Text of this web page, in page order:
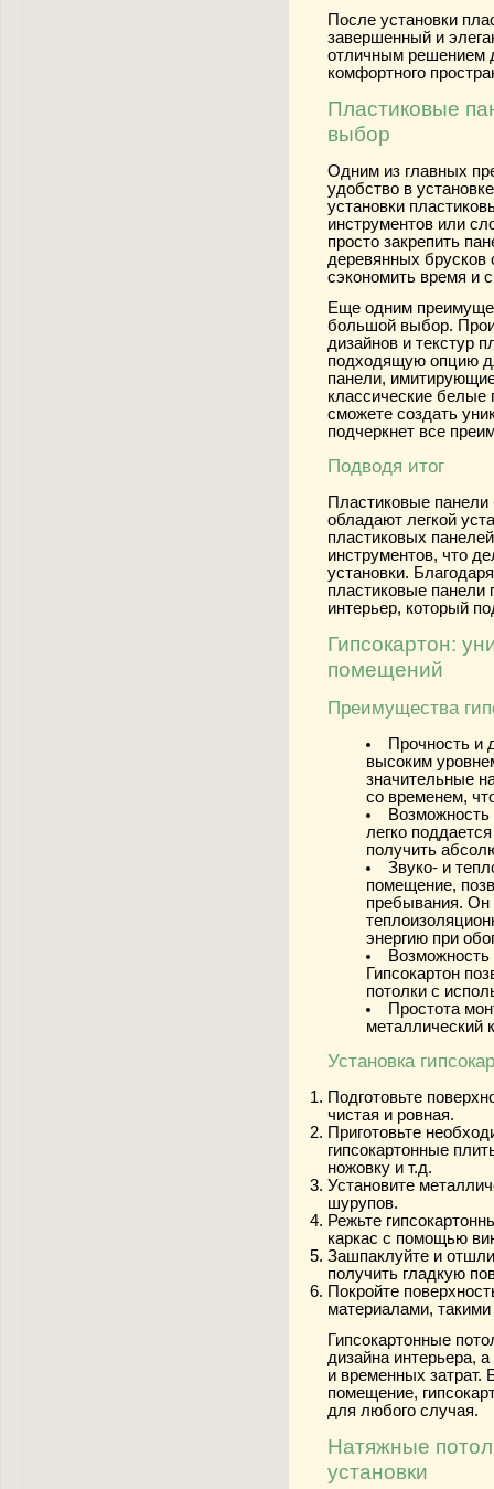
После установки
завершенный и
отличным решением
комфортного
Пластиковые
выбор
Одним из главных
удобство в
установки
инструментов или
просто закрепить
деревянных
сэкономить время и
Еще одним
большой выбор.
дизайнов и текстур
подходящую опцию
панели,
классические белые
сможете создать
подчеркнет все
Подводя итог
Пластиковые
обладают легкой
пластиковых
инструментов, что
установки.
пластиковые панели
интерьер, который
Гипсокартон:
помещений
Преимущества
Прочность и
высоким
значительные
со временем,
Возможность
легко
получить
Звуко- и
помещение,
пребывания. Он
энергию при
Возможность
Гипсокартон
потолки с
Простота
металлический
Установка
Подготовьте
чистая и ровная.
Приготовьте
гипсокартонные
ножовку и т.д.
Установите
шурупов.
Режьте
каркас с помощью
Зашпаклуйте и
получить гладкую
Покройте
материалами,
Гипсокартонные
дизайна интерьера,
и временных
помещение,
для любого случая.
Натяжные
установки